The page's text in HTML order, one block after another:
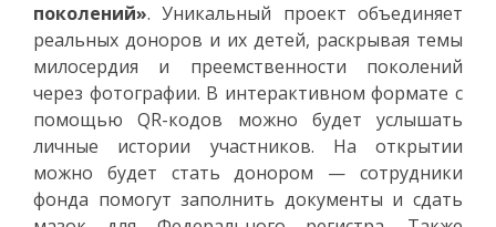
поколений». Уникальный проект объединяет
реальных доноров и их детей, раскрывая темы
милосердия и преемственности поколений
через фотографии. В интерактивном формате с
помощью QR-кодов можно будет услышать
личные истории участников. На открытии
можно будет стать донором — сотрудники
фонда помогут заполнить документы и сдать